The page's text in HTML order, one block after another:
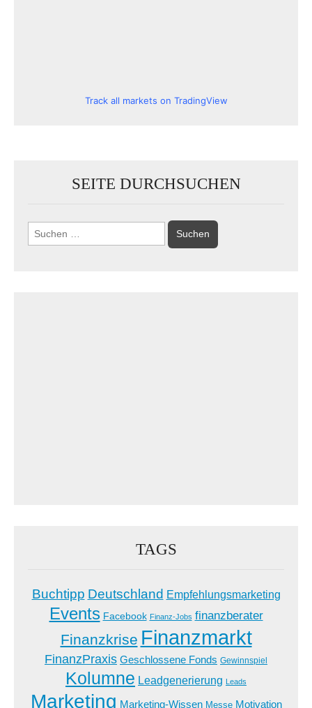
Track all markets on TradingView
SEITE DURCHSUCHEN
Suchen
nach:
TAGS
Buchtipp Deutschland Empfehlungsmarketing
Events Facebook Finanz-Jobs finanzberater
Finanzkrise Finanzmarkt
FinanzPraxis Geschlossene Fonds Gewinnspiel
Kolumne Leadgenerierung Leads
Marketing Marketing-Wissen Messe Motivation